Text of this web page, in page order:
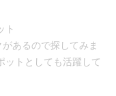
ト
あるので探してみま
ットとしても活躍して